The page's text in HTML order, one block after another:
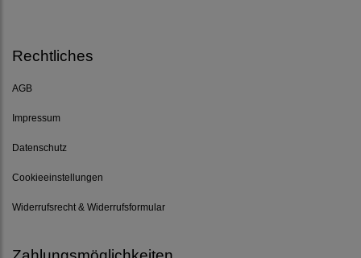
Rechtliches
AGB
Impressum
Datenschutz
Cookieeinstellungen
Widerrufsrecht & Widerrufsformular